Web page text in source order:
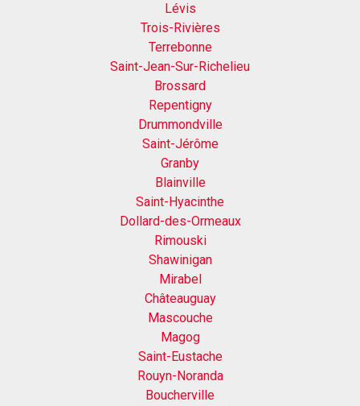
Lévis
Trois-Rivières
Terrebonne
Saint-Jean-Sur-Richelieu
Brossard
Repentigny
Drummondville
Saint-Jérôme
Granby
Blainville
Saint-Hyacinthe
Dollard-des-Ormeaux
Rimouski
Shawinigan
Mirabel
Châteauguay
Mascouche
Magog
Saint-Eustache
Rouyn-Noranda
Boucherville